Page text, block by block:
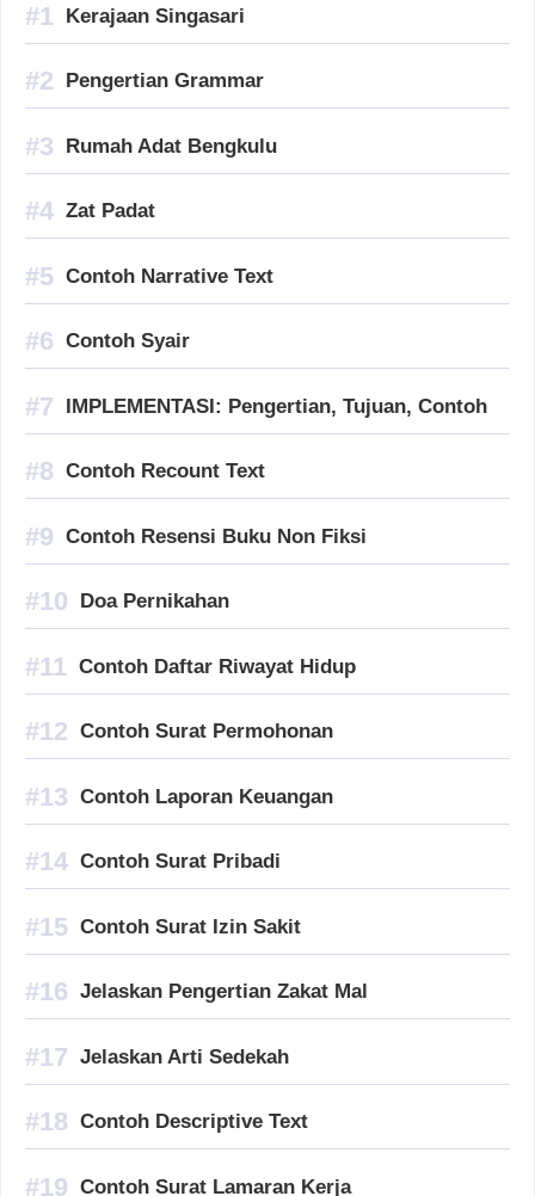
Kerajaan Singasari
Pengertian Grammar
Rumah Adat Bengkulu
Zat Padat
Contoh Narrative Text
Contoh Syair
IMPLEMENTASI: Pengertian, Tujuan, Contoh
Contoh Recount Text
Contoh Resensi Buku Non Fiksi
Doa Pernikahan
Contoh Daftar Riwayat Hidup
Contoh Surat Permohonan
Contoh Laporan Keuangan
Contoh Surat Pribadi
Contoh Surat Izin Sakit
Jelaskan Pengertian Zakat Mal
Jelaskan Arti Sedekah
Contoh Descriptive Text
Contoh Surat Lamaran Kerja